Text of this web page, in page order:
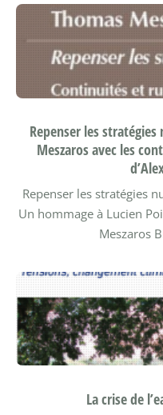
Repenser les
Meszaros avec les
Repenser les stratégies
Un hommage à Lucien
Meszaros
La crise de